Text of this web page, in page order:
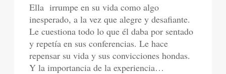
Ella irrumpe en su vida como algo
inesperado, a la vez que alegre y desafiante.
Le cuestiona todo lo que él daba por sentado
y repetía en sus conferencias. Le hace
repensar su vida y sus convicciones hondas.
Y la importancia de la experiencia…